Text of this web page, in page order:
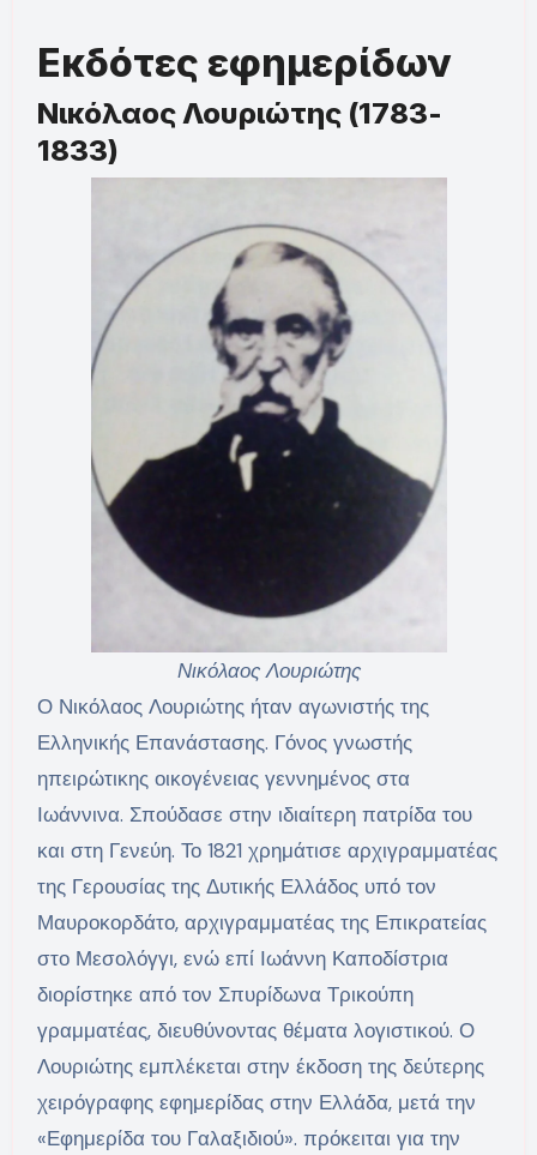
Εκδότες εφημερίδων
Νικόλαος Λουριώτης (1783-
1833)
Νικόλαος Λουριώτης
Ο Νικόλαος Λουριώτης ήταν αγωνιστής της
Ελληνικής Επανάστασης. Γόνος γνωστής
ηπειρώτικης οικογένειας γεννημένος στα
Ιωάννινα. Σπούδασε στην ιδιαίτερη πατρίδα του
και στη Γενεύη. Το 1821 χρημάτισε αρχιγραμματέας
της Γερουσίας της Δυτικής Ελλάδος υπό τον
Μαυροκορδάτο, αρχιγραμματέας της Επικρατείας
στο Μεσολόγγι, ενώ επί Ιωάννη Καποδίστρια
διορίστηκε από τον Σπυρίδωνα Τρικούπη
γραμματέας, διευθύνοντας θέματα λογιστικού. Ο
Λουριώτης εμπλέκεται στην έκδοση της δεύτερης
χειρόγραφης εφημερίδας στην Ελλάδα, μετά την
«Εφημερίδα του Γαλαξιδιού». πρόκειται για την